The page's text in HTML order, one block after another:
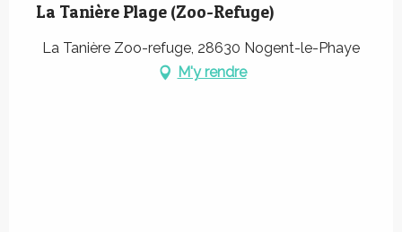
La Tanière Plage (Zoo-Refuge)
La Tanière Zoo-refuge, 28630 Nogent-le-Phaye
M'y rendre